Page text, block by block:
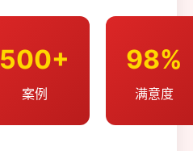
500+
案例
98%
满意度